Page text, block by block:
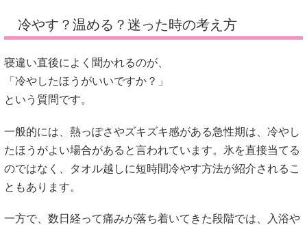
冷やす？温める？迷った時の考え方
寝違い直後によく聞かれるのが、
「冷やしたほうがいいですか？」
という質問です。
一般的には、熱っぽさやズキズキ感がある急性期は、冷やし
たほうがよい場合があると言われています。氷を直接当てる
のではなく、タオル越しに短時間冷やす方法が紹介されるこ
ともあります。
一方で、数日経って痛みが落ち着いてきた段階では、入浴や